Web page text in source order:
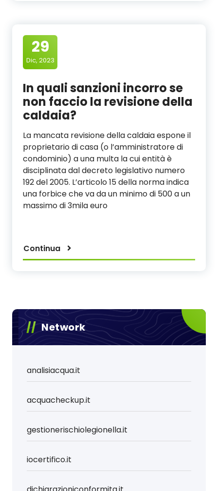
29
Dic, 2023
In quali sanzioni incorro se
non faccio la revisione della
caldaia?
La mancata revisione della caldaia espone il
proprietario di casa (o l’amministratore di
condominio) a una multa la cui entità è
disciplinata dal decreto legislativo numero
192 del 2005. L’articolo 15 della norma indica
una forbice che va da un minimo di 500 a un
massimo di 3mila euro
Continua
Network
analisiacqua.it
acquacheckup.it
gestionerischiolegionella.it
iocertifico.it